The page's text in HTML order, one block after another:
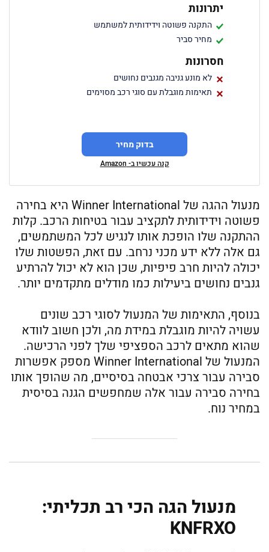
יתרונות
התקנה פשוטה וידידותית למשתמש
מחיר סביר
חסרונות
לא מונע גניבה מגנבים נחושים
תאימות מוגבלת עם סוגי רכב מסוימים
בדוק מחיר
קנה עכשיו ב- Amazon
מנעול ההגה של Winner International היא בחירה
פשוטה וידידותית לתקציב עבור בטיחות הרכב. קלות
ההתקנה שלו הופכת אותו לנגיש לכל המשתמשים,
גם אלה ללא ידע מכני נרחב. עם זאת, הפשטות שלו
יכולה להיות חרב פיפיות, שכן הוא לא יכול להרתיע
גנבים נחושים ביעילות כמו מודלים מתקדמים יותר.
בנוסף, התאימות של המנעול לסוגי רכב שונים
עשויה להיות מוגבלת במידת מה, ולכן חשוב לוודא
שהוא מתאים לרכב הספציפי שלך לפני הרכישה.
המנעול של Winner International מספק אפשרות
סבירה עבור צרכי אבטחה בסיסיים, מה שהופך אותו
בחירה סבירה עבור אלה שמחפשים הגנה בסיסית
במחיר נוח.
מנעול הגה הכי רב תכליתי:
KNFRXO